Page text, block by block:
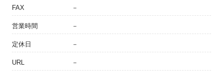
FAX －
営業時間 －
定休日 －
URL －